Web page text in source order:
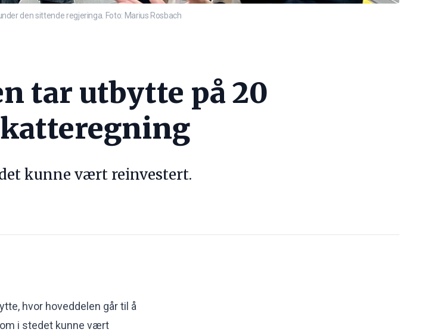
den sittende regjeringa. Foto: Marius Rosbach
tar utbytte på 20
kunne vært reinvestert.
hvor hoveddelen går til å
i stedet kunne vært